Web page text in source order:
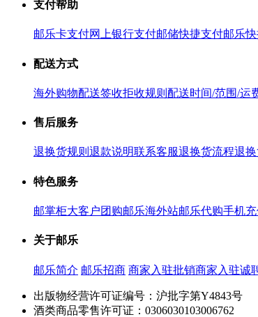
支付帮助
邮乐卡支付网上银行支付邮储快捷支付邮乐
配送方式
海外购物配送签收拒收规则 配送时间/范围/运
售后服务
退换货规则 退款说明联系客服退换货流程退
特色服务
邮掌柜大客户团购邮乐海外站邮乐代购手机
关于邮乐
邮乐简介 邮乐招商 商家入驻批销商家入驻诚
出版物经营许可证编号：沪批字第Y4843号
酒类商品零售许可证：0306030103006762